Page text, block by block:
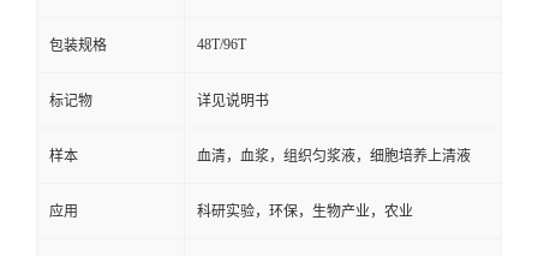
包装规格 48T/96T
标记物 详见说明书
样本 血清，血浆，组织匀浆液，细胞培养上清液
应用 科研实验，环保，生物产业，农业